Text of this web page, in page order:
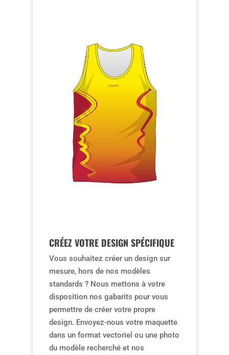
CRÉEZ VOTRE DESIGN SPÉCIFIQUE
Vous souhaitez créer un design sur
mesure, hors de nos modèles
standards ? Nous mettons à votre
disposition nos gabarits pour vous
permettre de créer votre propre
design. Envoyez-nous votre maquette
dans un format vectoriel ou une photo
du modèle recherché et nos